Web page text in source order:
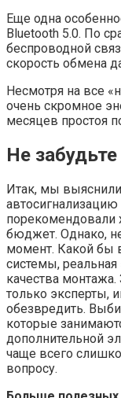
Еще одна
Bluetooth 5.0. По
беспроводной
скорость обмена
Несмотря на все
очень скромное
месяцев простоя
Не
Итак, мы
бюджет. Однако,
момент. Какой бы
системы,
качества
только эксперты,
обезвредить.
которые
дополнительной
чаще всего
вопросу.